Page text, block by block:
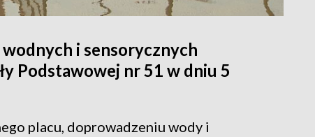
i sensorycznych
Podstawowej nr 51 w dniu 5
placu, doprowadzeniu wody i